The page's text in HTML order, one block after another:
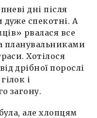
дні після
дуже спекотні. А
рвалася все
планувальниками
Хотілося
дрібної порослі
і
загону.
але хлопцям